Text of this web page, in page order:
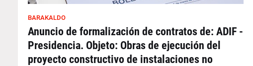
BARAKALDO
Anuncio de formalización de contratos de: ADIF -
Presidencia. Objeto: Obras de ejecución del
proyecto constructivo de instalaciones no